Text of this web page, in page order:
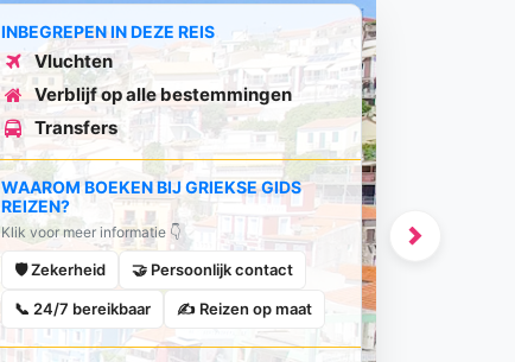
Next
INBEGREPEN IN DEZE REIS
Vluchten
Verblijf op alle bestemmingen
Transfers
WAAROM BOEKEN BIJ GRIEKSE GIDS
REIZEN?
Klik voor meer informatie 👇
🛡️ Zekerheid 🤝 Persoonlijk contact
📞 24/7 bereikbaar ✍️ Reizen op maat